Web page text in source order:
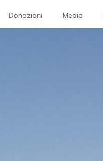
Donazioni Media